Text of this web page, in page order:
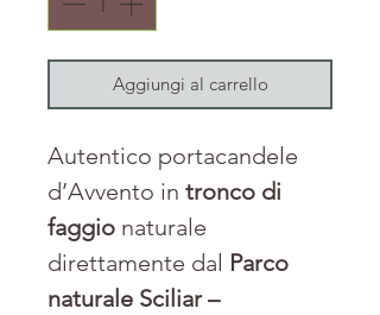
Aggiungi al carrello
Autentico portacandele
d’Avvento in tronco di
faggio naturale
direttamente dal Parco
naturale Sciliar –